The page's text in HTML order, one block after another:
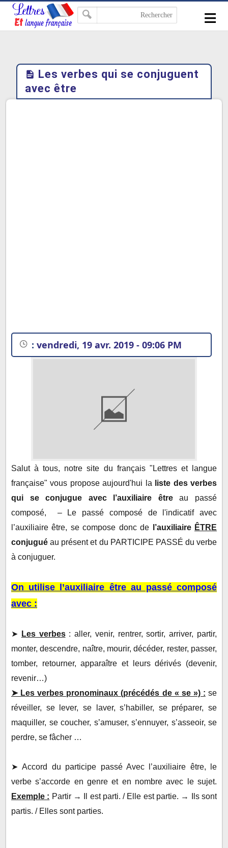
≡
Les verbes qui se conjuguent
avec être
: vendredi, 19 avr. 2019 - 09:06 PM
Salut à tous, notre site du français "Lettres et langue
française" vous propose aujourd'hui la
liste des verbes
qui se conjugue avec l’auxiliaire êtreau passé
composé, – Le passé composé de l'indicatif avec
l’auxiliaire être, se compose donc de
l’auxiliaire ÊTRE
conjugué au présent et du PARTICIPE PASSÉ du verbe
à conjuguer.
On utilise l’auxiliaire être au passé composé
avec :
➤ Les verbes: aller, venir, rentrer, sortir, arriver, partir,
monter, descendre, naître, mourir, décéder, rester, passer,
tomber, retourner, apparaître et leurs dérivés (devenir,
revenir…)
➤ Les verbes pronominaux (précédés de « se ») : se
réveiller, se lever, se laver, s’habiller, se préparer, se
maquiller, se coucher, s’amuser, s’ennuyer, s’asseoir, se
perdre, se fâcher …
➤ Accord du participe passé Avec l’auxiliaire être, le
verbe s’accorde en genre et en nombre avec le sujet.
Exemple : Partir → Il est parti. / Elle est partie. → Ils sont
partis. / Elles sont parties.